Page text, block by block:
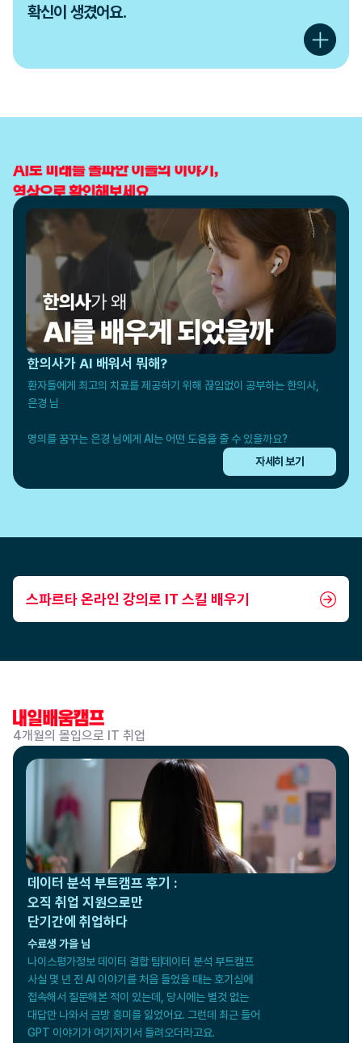
확신이 생겼어요.
한의사가 AI 배워서 뭐해?
환자들에게 최고의 치료를 제공하기 위해 끊임없이 공부하는 한의사,
은경 님
명의를 꿈꾸는 은경 님에게 AI는 어떤 도움을 줄 수 있을까요?
자세히 보기
스파르타 온라인 강의로 IT 스킬 배우기
4개월의 몰입으로 IT 취업
데이터 분석 부트캠프 후기 :
오직 취업 지원으로만
단기간에 취업하다
수료생 가을 님
나이스평가정보 데이터 결합 팀 데이터 분석 부트캠프
사실 몇 년 전 AI 이야기를 처음 들었을 때는 호기심에
접속해서 질문해본 적이 있는데, 당시에는 별것 없는
대답만 나와서 금방 흥미를 잃었어요. 그런데 최근 들어
GPT 이야기가 여기저기서 들려오더라고요.